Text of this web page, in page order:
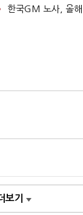
한국GM 노사, 올
보기